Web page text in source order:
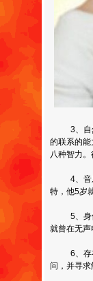
3、自然
的联系的
八种智力
4、音乐
特，他5岁
5、身体
就曾在无声
6、存在
问，并寻求